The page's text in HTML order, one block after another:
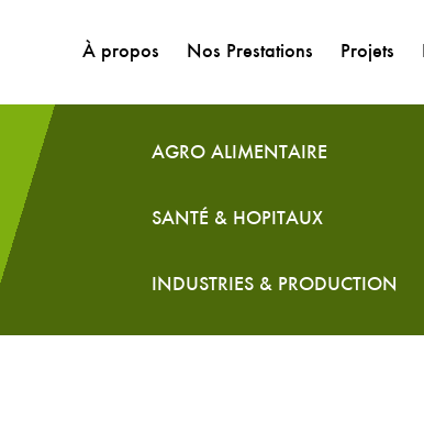
À propos Nos Prestations Projets
AGRO ALIMENTAIRE
SANTÉ & HOPITAUX
INDUSTRIES & PRODUCTION